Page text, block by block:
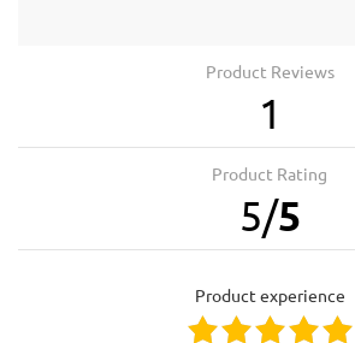
Product Reviews
1
Product Rating
5/5
product experience